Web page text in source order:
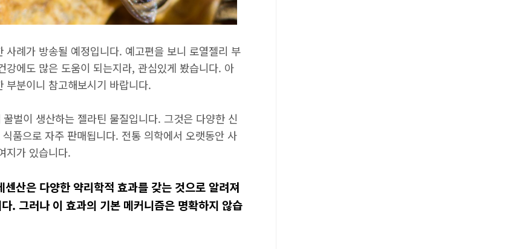
례가 방송될 예정입니다. 예고편을 보니 로열젤리 부
에도 많은 도움이 되는지라, 관심있게 봤습니다. 아
부분이니 참고해보시기 바랍니다.
벌이 생산하는 젤라틴 물질입니다. 그것은 다양한 신
품으로 자주 판매됩니다. 전통 의학에서 오랫동안 사
지가 있습니다.
산은 다양한 약리학적 효과를 갖는 것으로 알려져
. 그러나 이 효과의 기본 메커니즘은 명확하지 않습